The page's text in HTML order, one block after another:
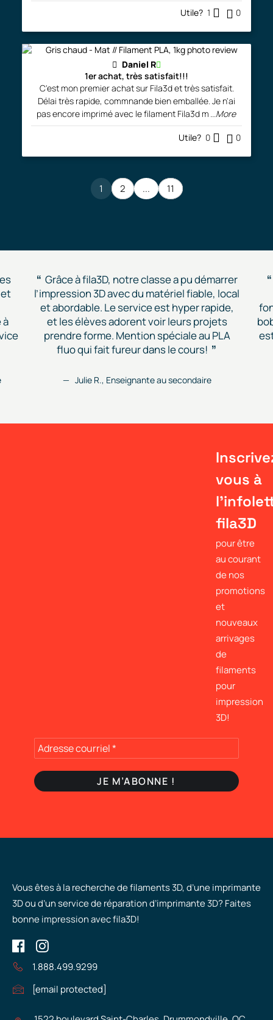
Utile? 1 0
Daniel R
1er achat, très satisfait!!!
C'est mon premier achat sur Fila3d et très satisfait.
Délai très rapide, commnande bien emballée. Je n'ai
pas encore imprimé avec le filament Fila3d m ...More
Utile? 0 0
1 2 ... 11
a pu démarrer
fiable, local
hyper rapide,
leurs projets
au PLA
secondaire
J’utilise les filaments PETG et
fila3D pour créer des
fonctionnels. La qualité est
bobines bien enroulées, et le
est aussi solide que mes prints. En
c’est québécois, donc
vous à
fila3D
pour être
au courant
de nos
promotions
et
nouveaux
arrivages
de
filaments
pour
impression
3D!
Vous êtes à la recherche de filaments 3D, d’une imprimante
3D ou d’un service de réparation d’imprimante 3D? Faites
bonne impression avec fila3D!
1.888.499.9299
[email protected]